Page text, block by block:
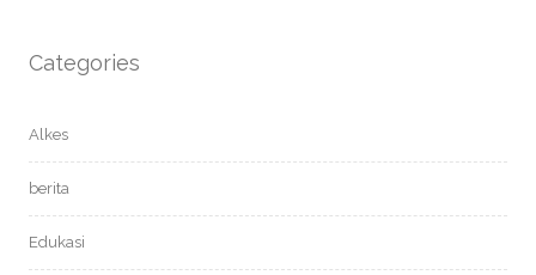
Categories
Alkes
berita
Edukasi